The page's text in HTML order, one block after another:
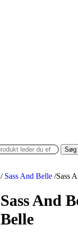
Søg
/ Sass And Belle /Sass
Sass And
Belle